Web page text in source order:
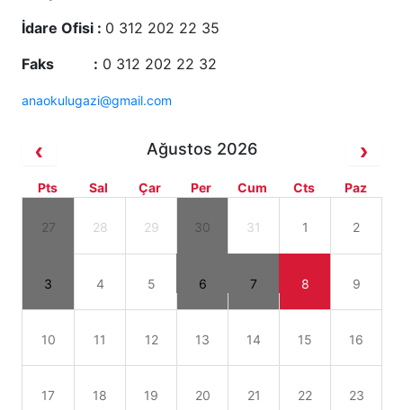
İdare Ofisi : 0 312 202 22 35
Faks : 0 312 202 22 32
anaokulugazi@gmail.com
Ağustos 2026
Pts Sal Çar Per Cum Cts Paz
27 28 29 30 31 1 2
3 4 5 6 7 8 9
10 11 12 13 14 15 16
17 18 19 20 21 22 23